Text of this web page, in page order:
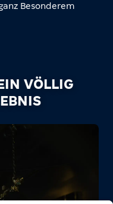
Besonderem
VÖLLIG